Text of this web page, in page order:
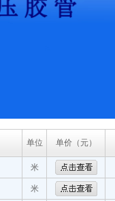
单位 单价（元）
米
米